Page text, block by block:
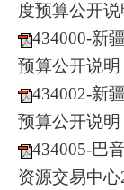
度预算公开说
434000-新
预算公开说明
434002-新
预算公开说明
434005-巴
资源交易中